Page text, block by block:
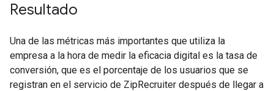
Resultado
Una de las métricas más importantes que utiliza la
empresa a la hora de medir la eficacia digital es la tasa de
conversión, que es el porcentaje de los usuarios que se
registran en el servicio de ZipRecruiter después de llegar a